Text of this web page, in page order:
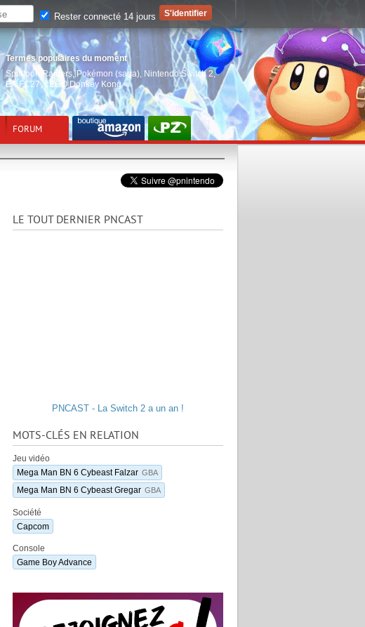
Termes populaires du moment
Splatoon Raiders, Pokémon (saga) Nintendo Switch 2,
EA FC27,LEGO Donkey Kong
FORUM
LE TOUT DERNIER PNCAST
PNCAST - La Switch 2 a un an !
MOTS-CLÉS EN RELATION
Jeu vidéo
Mega Man BN 6 Cybeast Falzar GBA
Mega Man BN 6 Cybeast Gregar GBA
Société
Capcom
Console
Game Boy Advance
Rester connecté 14 jours